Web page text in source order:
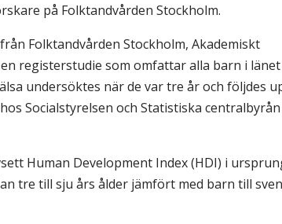
på Folktandvården Stockholm.
Folktandvården Stockholm, Akademiskt
registerstudie som omfattar alla barn i
undersöktes när de var tre år och följdes
Socialstyrelsen och Statistiska centralbyrån
Human Development Index (HDI) i
tre till sju års ålder jämfört med barn till